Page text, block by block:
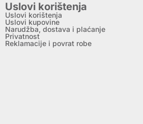
Uslovi korištenja
Uslovi korištenja
Uslovi kupovine
Narudžba, dostava i plaćanje
Privatnost
Reklamacije i povrat robe